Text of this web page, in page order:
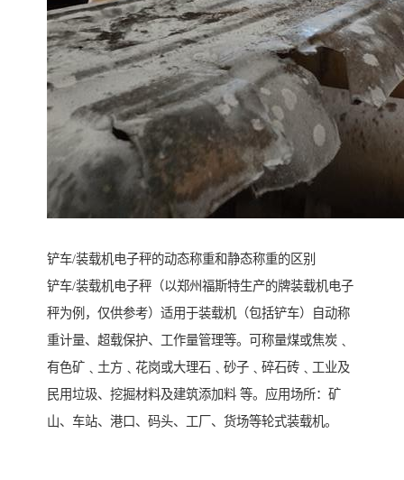
铲车/装载机电子秤的动态称重和静态称重的区别
铲车/装载机电子秤（以郑州福斯特生产的牌装载机电子
秤为例，仅供参考）适用于装载机（包括铲车）自动称
重计量、超载保护、工作量管理等。可称量煤或焦炭﹑
有色矿﹑土方﹑花岗或大理石﹑砂子﹑碎石砖﹑工业及
民用垃圾、挖掘材料及建筑添加料 等。应用场所：矿
山、车站、港口、码头、工厂、货场等轮式装载机。